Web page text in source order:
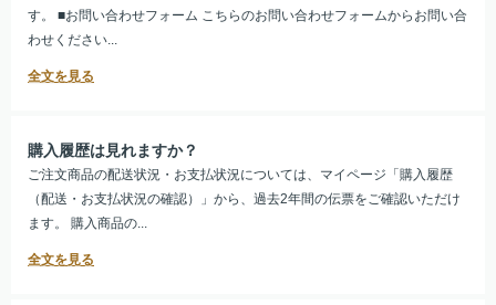
す。 ■お問い合わせフォーム こちらのお問い合わせフォームからお問い合
わせください...
購入履歴は見れますか？
ご注文商品の配送状況・お支払状況については、マイページ「購入履歴
（配送・お支払状況の確認）」から、過去2年間の伝票をご確認いただけ
ます。 購入商品の...